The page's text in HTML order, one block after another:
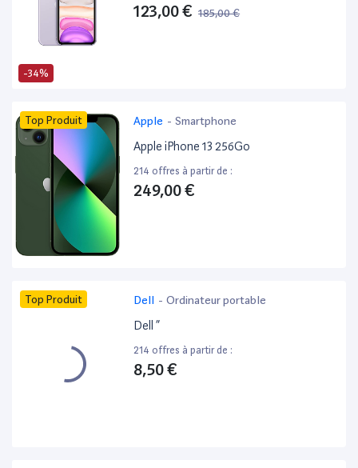
-34%
123,00 € 185,00 €
Top Produit Apple - Smartphone
Apple iPhone 13 256Go
214 offres à partir de :
249,00 €
Top Produit Dell - Ordinateur portable
Dell ”
214 offres à partir de :
8,50 €